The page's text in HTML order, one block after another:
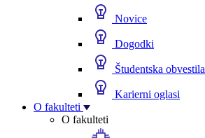
Novice
Dogodki
Študentska obvestila
Karierni oglasi
O fakulteti
O fakulteti